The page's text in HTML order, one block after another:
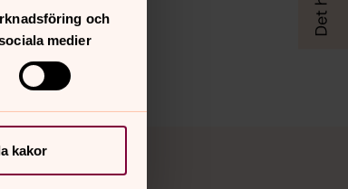
och
medier
kakor